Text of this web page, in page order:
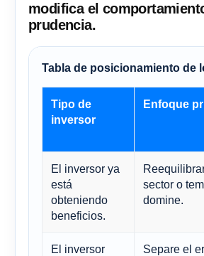
modifica el
prudencia.
Tabla de posicionamiento de
Tipo de
inversor
Enfoque
El inversor ya
está
obteniendo
beneficios.
sector o
domine.
El inversor
Separe el